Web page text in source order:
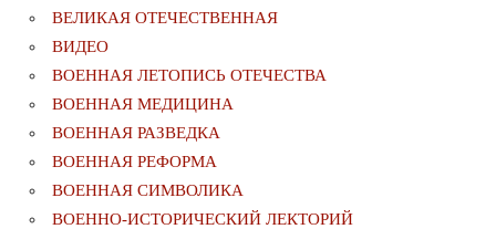
ВЕЛИКАЯ ОТЕЧЕСТВЕННАЯ
ВИДЕО
ВОЕННАЯ ЛЕТОПИСЬ ОТЕЧЕСТВА
ВОЕННАЯ МЕДИЦИНА
ВОЕННАЯ РАЗВЕДКА
ВОЕННАЯ РЕФОРМА
ВОЕННАЯ СИМВОЛИКА
ВОЕННО-ИСТОРИЧЕСКИЙ ЛЕКТОРИЙ